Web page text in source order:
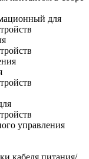
для
управления
кабеля питания/